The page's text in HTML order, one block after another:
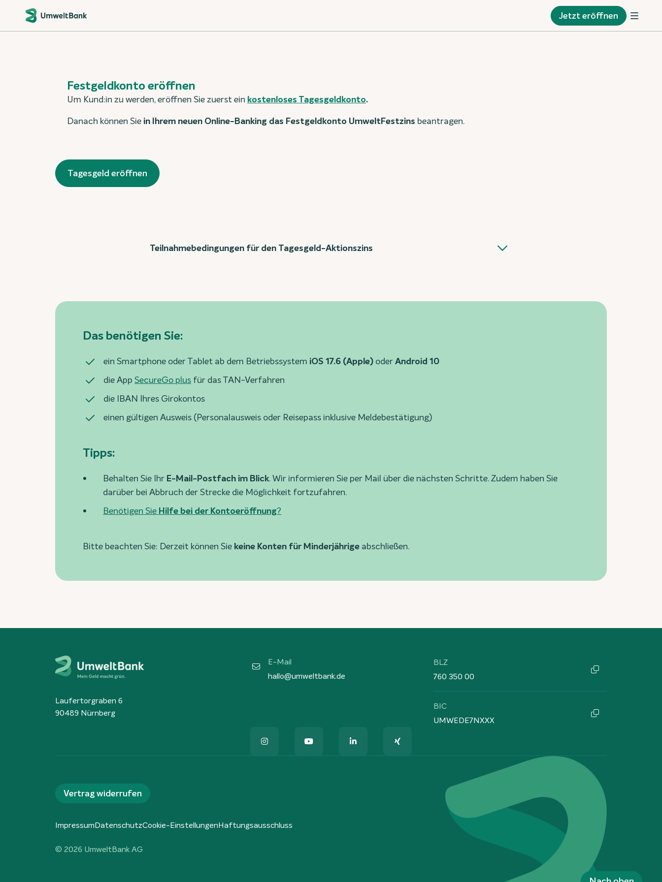
Jetzt eröffnen
Festgeldkonto eröffnen
Um Kund:in zu werden, eröffnen Sie zuerst ein kostenloses Tagesgeldkonto.
Danach können Sie in Ihrem neuen Online-Banking das Festgeldkonto UmweltFestzins beantragen.
Tagesgeld eröffnen
Teilnahmebedingungen für den Tagesgeld-Aktionszins
Das benötigen Sie:
ein Smartphone oder Tablet ab dem Betriebssystem iOS 17.6 (Apple) oderAndroid 10
die App SecureGo plus für das TAN-Verfahren
die IBAN Ihres Girokontos
einen gültigen Ausweis (Personalausweis oder Reisepass inklusive Meldebestätigung)
Tipps:
Behalten Sie Ihr E-Mail-Postfach im Blick. Wir informieren Sie per Mail über die nächsten Schritte. Zudem haben Sie
darüber bei Abbruch der Strecke die Möglichkeit fortzufahren.
Benötigen Sie Hilfe bei der Kontoeröffnung?
Bitte beachten Sie: Derzeit können Sie keine Konten für Minderjährige abschließen.
Laufertorgraben 6
90489 Nürnberg
E-Mail
hallo@umweltbank.de
BLZ
760 350 00
BIC
UMWEDE7NXXX
Vertrag widerrufen
ImpressumDatenschutzCookie-EinstellungenHaftungsausschluss
© 2026 UmweltBank AG